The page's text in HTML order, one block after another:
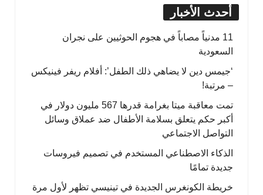
أحدث الأخبار
11 مدنياً مصاباً في هجوم الحوثيين على نجران
السعودية
‘جيمس دين لا يضاهي ذلك الطفل’: أفلام ريفر فينيكس
– مرتبة!
تمت معاقبة ميتا بغرامة قدرها 567 مليون دولار في
أكبر حكم يتعلق بسلامة الأطفال ضد عملاق وسائل
التواصل الاجتماعي
الذكاء الاصطناعي المستخدم في تصميم فيروسات
جديدة تمامًا
خريطة الكونغرس الجديدة في تينيسي تظهر لأول مرة